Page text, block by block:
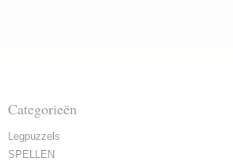
Categorieën
Legpuzzels
SPELLEN